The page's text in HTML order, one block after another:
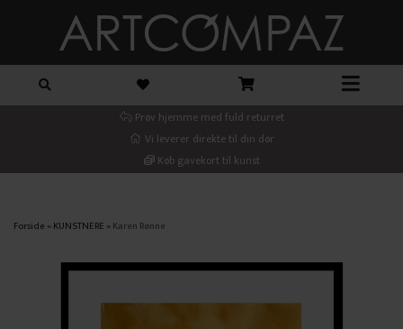
Prøv hjemme med fuld returret
Vi leverer direkte til din dør
Køb gavekort til kunst
Forside »KUNSTNERE »Karen Rønne